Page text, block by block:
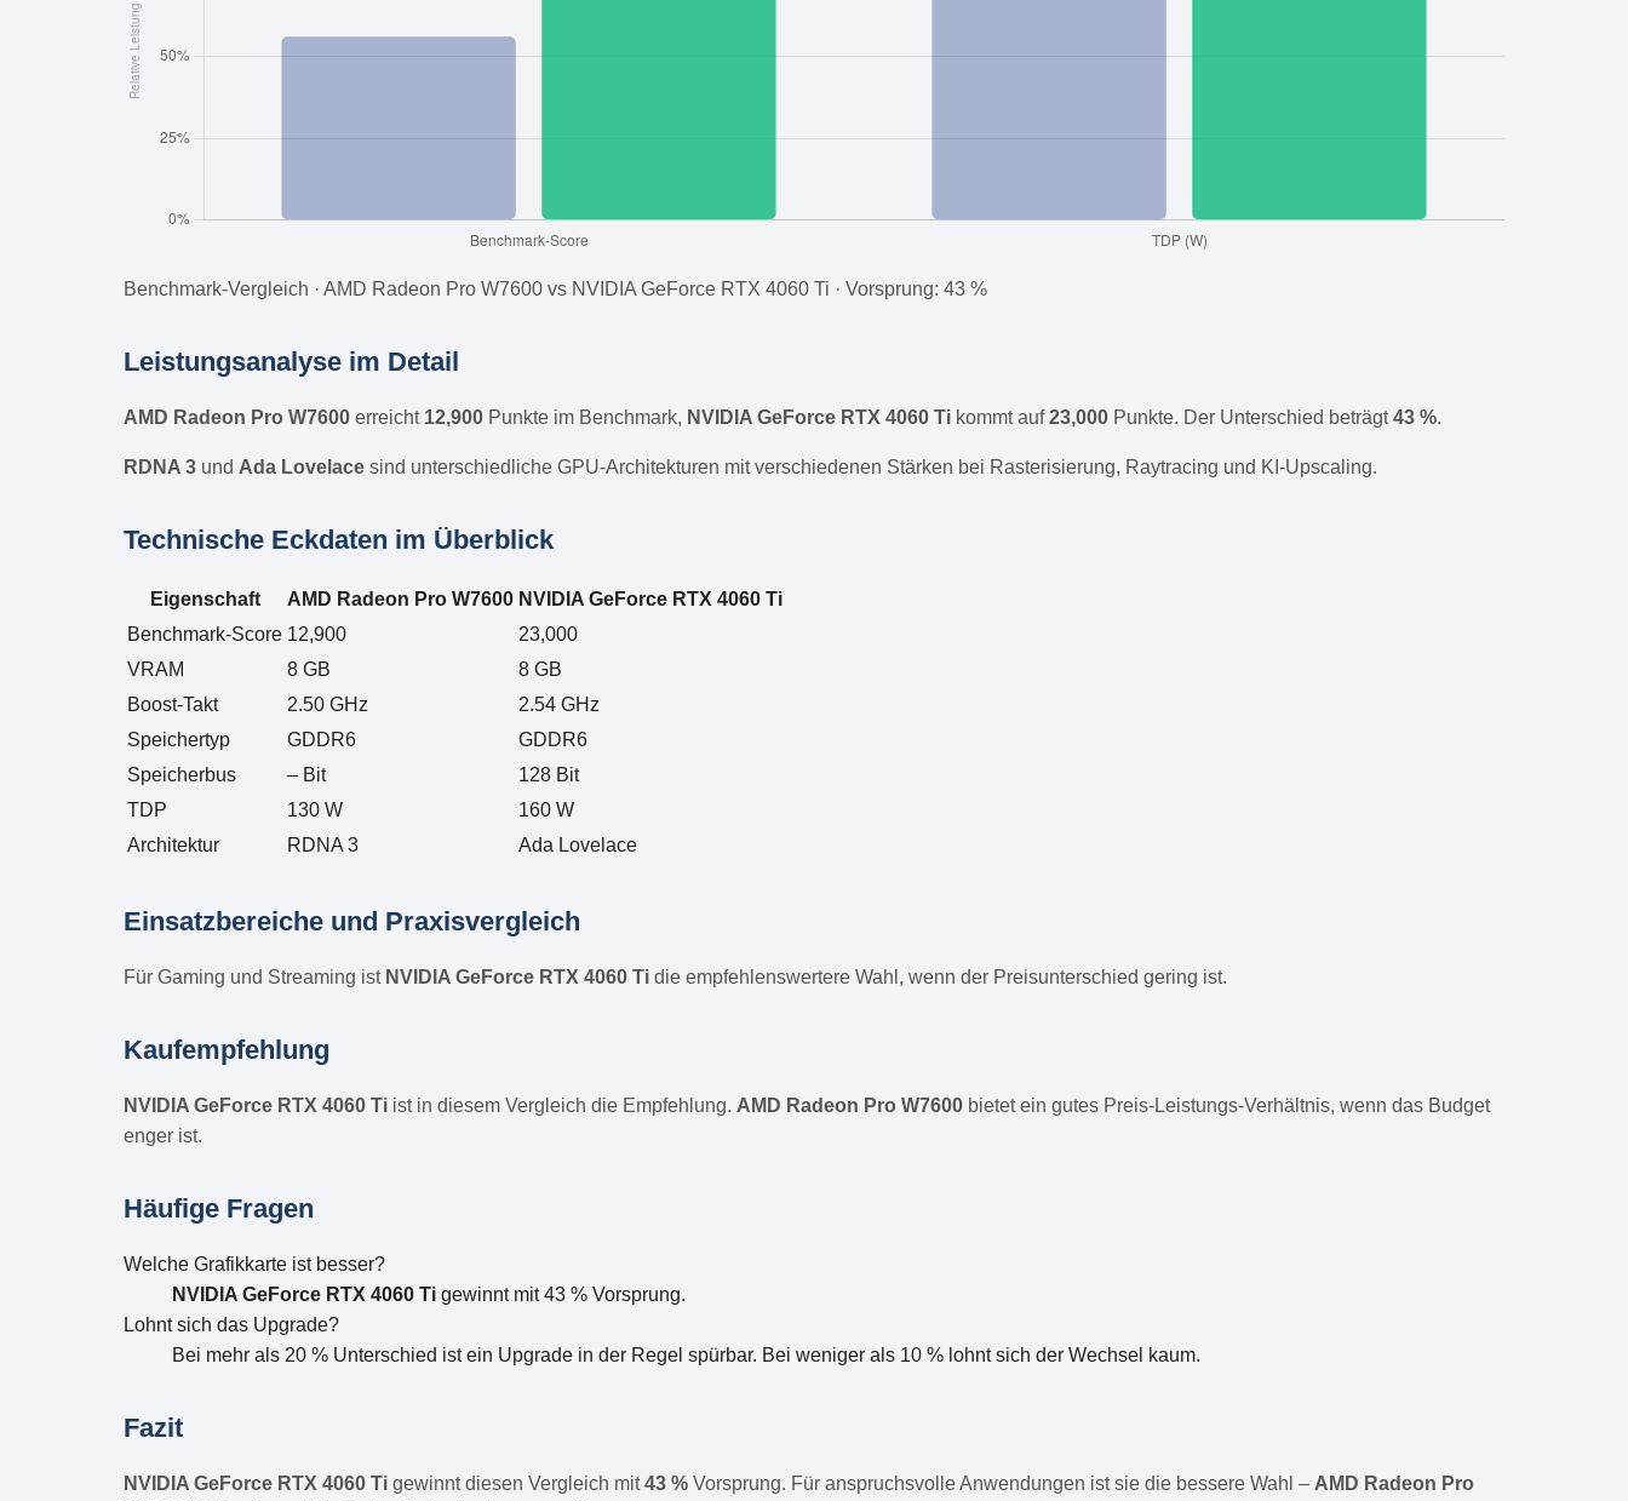
Benchmark-Vergleich · AMD Radeon Pro W7600 vs NVIDIA GeForce RTX 4060 Ti · Vorsprung: 43 %
Leistungsanalyse im Detail
AMD Radeon Pro W7600 erreicht 12,900 Punkte im Benchmark, NVIDIA GeForce RTX 4060 Ti kommt auf23,000 Punkte. Der Unterschied beträgt43 %.
RDNA 3 und Ada Lovelace sind unterschiedliche GPU-Architekturen mit verschiedenen Stärken bei Rasterisierung, Raytracing und KI-Upscaling.
Technische Eckdaten im Überblick
Eigenschaft AMD Radeon Pro W7600 NVIDIA GeForce RTX 4060 Ti
Benchmark-Score 12,900
23,000
VRAM
8 GB
8 GB
Boost-Takt
2.50 GHz
2.54 GHz
Speichertyp
GDDR6
GDDR6
Speicherbus
– Bit
128 Bit
TDP
130 W
160 W
Architektur
RDNA 3 Ada Lovelace
Einsatzbereiche und Praxisvergleich
Für Gaming und Streaming ist NVIDIA GeForce RTX 4060 Ti die empfehlenswertere Wahl, wenn der Preisunterschied gering ist.
Kaufempfehlung
NVIDIA GeForce RTX 4060 Ti ist in diesem Vergleich die Empfehlung. AMD Radeon Pro W7600 bietet ein gutes Preis-Leistungs-Verhältnis, wenn das Budget
enger ist.
Häufige Fragen
Welche Grafikkarte ist besser?
NVIDIA GeForce RTX 4060 Ti gewinnt mit 43 % Vorsprung.
Lohnt sich das Upgrade?
Bei mehr als 20 % Unterschied ist ein Upgrade in der Regel spürbar. Bei weniger als 10 % lohnt sich der Wechsel kaum.
Fazit
NVIDIA GeForce RTX 4060 Ti gewinnt diesen Vergleich mit43 % Vorsprung. Für anspruchsvolle Anwendungen ist sie die bessere Wahl – AMD Radeon Pro